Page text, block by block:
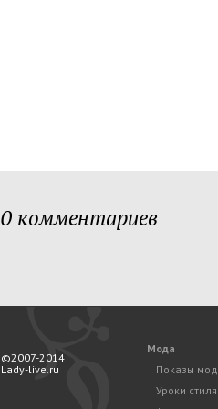
0 комментариев
©2007-2014
Lady-live.ru
Мода
Показы мод
Уроки стиля